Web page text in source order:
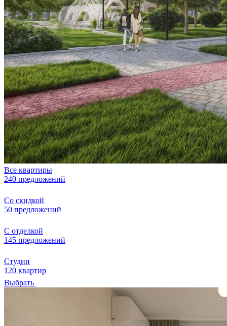
Все квартиры
240 предложений
Со скидкой
50 предложений
С отделкой
145 предложений
Студии
120 квартир
Выбрать